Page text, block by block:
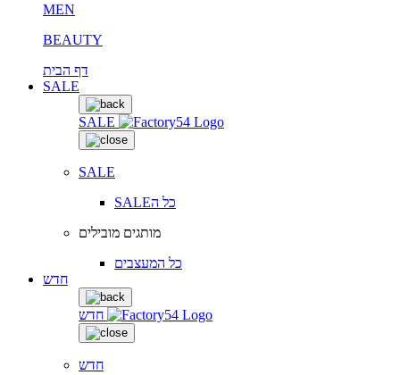
MEN
BEAUTY
דף הבית
SALE
SALE
SALE
SALEכל ה
מותגים מובילים
כל המעצבים
חדש
חדש
חדש